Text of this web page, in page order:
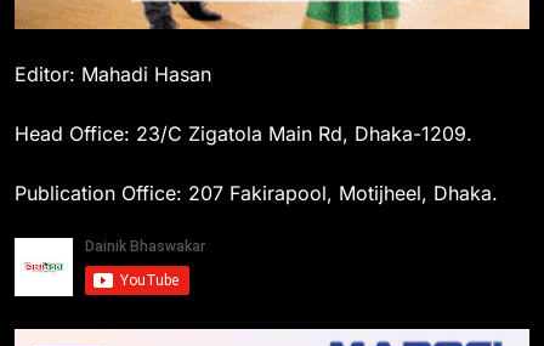
Editor: Mahadi Hasan
Head Office: 23/C Zigatola Main Rd, Dhaka-1209.
Publication Office: 207 Fakirapool, Motijheel, Dhaka.